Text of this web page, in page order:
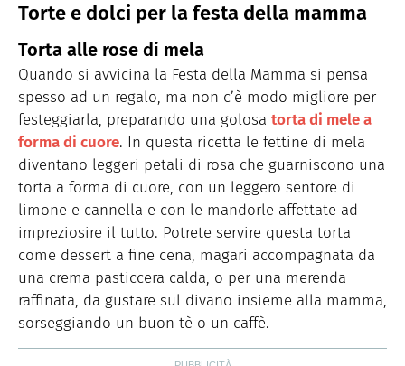
Torte e dolci per la festa della mamma
Torta alle rose di mela
Quando si avvicina la Festa della Mamma si pensa
spesso ad un regalo, ma non c’è modo migliore per
festeggiarla, preparando una golosa torta di mele a
forma di cuore. In questa ricetta le fettine di mela
diventano leggeri petali di rosa che guarniscono una
torta a forma di cuore, con un leggero sentore di
limone e cannella e con le mandorle affettate ad
impreziosire il tutto. Potrete servire questa torta
come dessert a fine cena, magari accompagnata da
una crema pasticcera calda, o per una merenda
raffinata, da gustare sul divano insieme alla mamma,
sorseggiando un buon tè o un caffè.